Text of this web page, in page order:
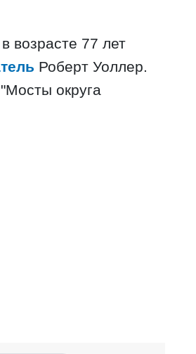
возрасте 77 лет
Роберт Уоллер.
округа